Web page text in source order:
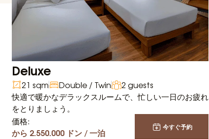
Deluxe
21 sqm Double / Twin
2 guests
快適で暖かなデラックスルームで、忙しい一日のお疲れ
をとりましょう。
価格:
から 2.550.000 ドン / 一泊 今すぐ予約